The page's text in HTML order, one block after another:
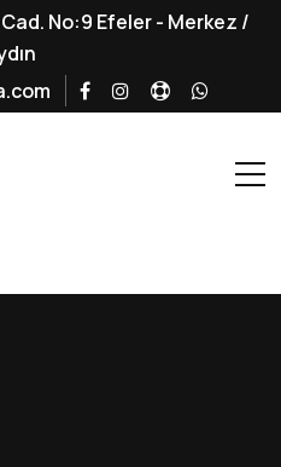
No:9 Efeler - Merkez /